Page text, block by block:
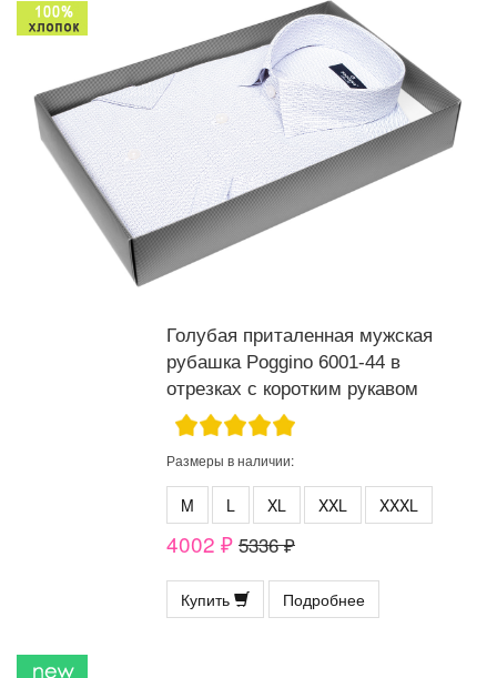
Голубая приталенная мужская
рубашка Poggino 6001-44 в
отрезках с коротким рукавом
Размеры в наличии:
M L XL XXL XXXL
4002 ₽ 5336 ₽
Купить Подробнее